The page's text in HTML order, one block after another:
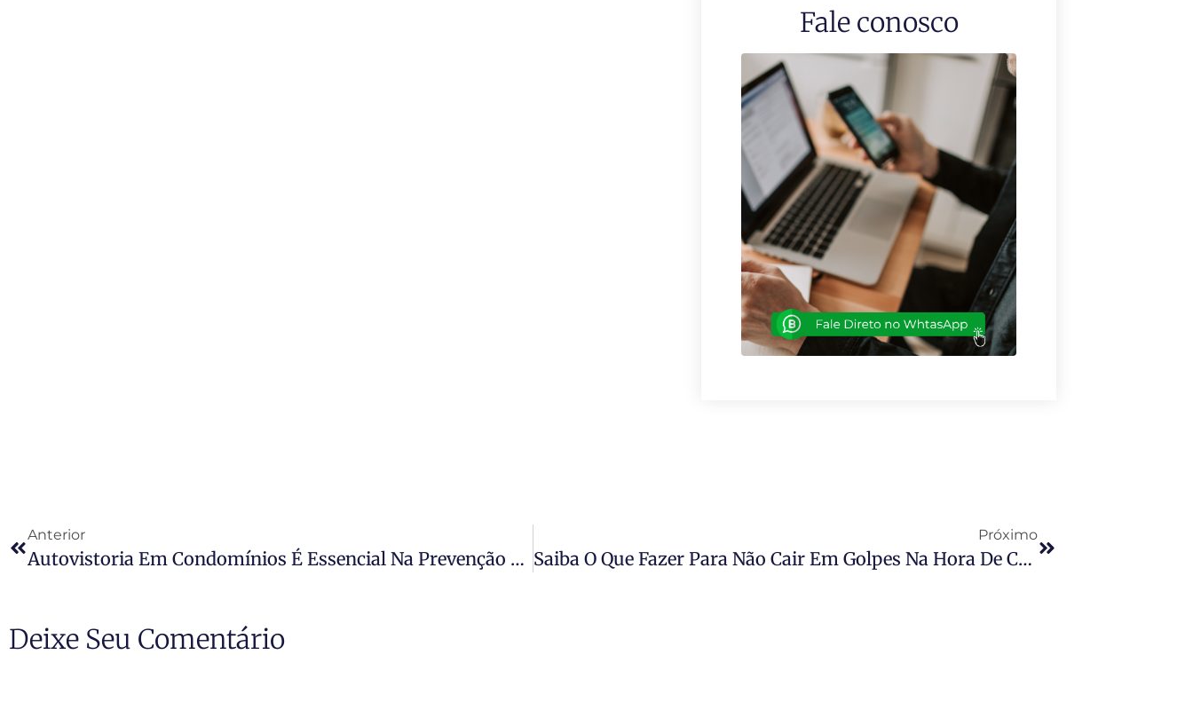
Fale conosco
Anterior
Autovistoria Em Condomínios É Essencial Na Prevenção De Acidentes
Próximo
Saiba O Que Fazer Para Não Cair Em Golpes Na Hora De Comprar Um Imóvel
Deixe Seu Comentário